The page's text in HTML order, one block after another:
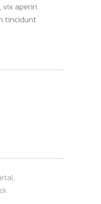
vix aperiri
tincidunt